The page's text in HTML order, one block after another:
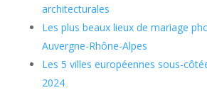
architecturales
Les plus beaux lieux de mariage
Auvergne-Rhône-Alpes
Les 5 villes européennes sous-
2024